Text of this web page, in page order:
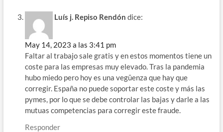
Luís j. Repiso Rendón dice:
May 14, 2023 a las 3:41 pm
Faltar al trabajo sale gratis y en estos momentos tiene un
coste para las empresas muy elevado. Tras la pandemia
hubo miedo pero hoy es una vegūenza que hay que
corregir. España no puede soportar este coste y más las
pymes, por lo que se debe controlar las bajas y darle a las
mutuas competencias para corregir este fraude.
Responder